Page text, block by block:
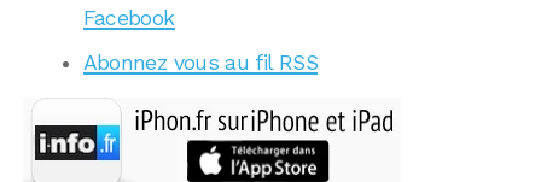
Facebook
Abonnez vous au fil RSS